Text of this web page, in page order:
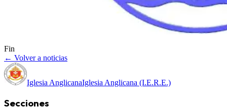
Fin
← Volver a noticias
Iglesia AnglicanaIglesia Anglicana (I.E.R.E.)
Secciones